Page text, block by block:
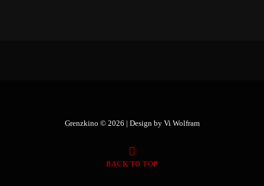
Grenzkino © 2026 | Design by Vi Wolfram
BACK TO TOP